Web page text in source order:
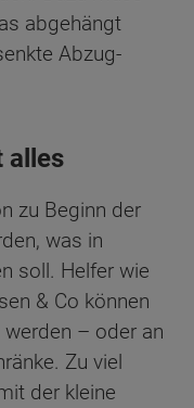
abgehängt
Abzug-
alles
zu Beginn der
was in
soll. Helfer wie
& Co können
– oder an
Zu viel
der kleine